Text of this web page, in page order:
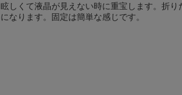
眩しくて液晶が見えない時に重宝します。折り
になります。固定は簡単な感じです。